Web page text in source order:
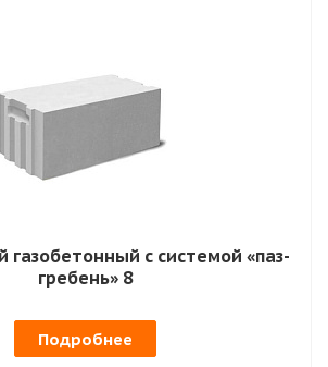
газобетонный с системой «паз-
гребень» 8
Подробнее